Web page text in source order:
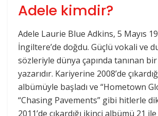
Adele kimdir?
Adele Laurie Blue Adkins, 5 Mayıs
İngiltere’de doğdu. Güçlü vokali ve
sözleriyle dünya çapında tanınan bir
yazarıdır. Kariyerine 2008’de
albümüyle başladı ve “Hometown
“Chasing Pavements” gibi hitlerle
2011’de çıkardığı ikinci albümü 21